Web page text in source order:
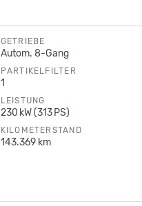
GETRIEBE
Autom. 8-Gang
PARTIKELFILTER
1
LEISTUNG
230 kW (313 PS)
KILOMETERSTAND
143.369 km